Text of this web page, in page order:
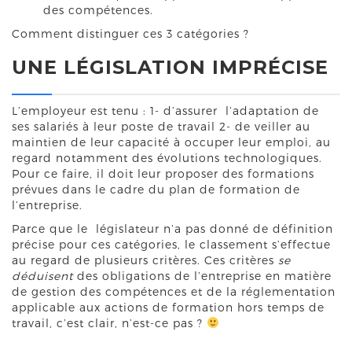
des compétences.
Comment distinguer ces 3 catégories ?
UNE LÉGISLATION IMPRÉCISE
L’employeur est tenu : 1- d’assurer l’adaptation de
ses salariés à leur poste de travail 2- de veiller au
maintien de leur capacité à occuper leur emploi, au
regard notamment des évolutions technologiques.
Pour ce faire, il doit leur proposer des formations
prévues dans le cadre du plan de formation de
l’entreprise.
Parce que le législateur n’a pas donné de définition
précise pour ces catégories, le classement s’effectue
au regard de plusieurs critères. Ces critères se
déduisentdes obligations de l’entreprise en matière
de gestion des compétences et de la réglementation
applicable aux actions de formation hors temps de
travail, c’est clair, n’est-ce pas ?